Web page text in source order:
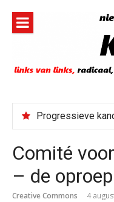
inhoud
Comité
– de oproep
Creative Commons 4